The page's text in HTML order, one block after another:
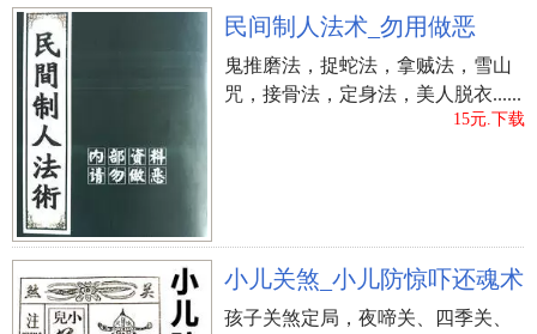
第五天：1月13日
第六天：1月14日
第七天：1月15日
第八天：1月17日
第九天：1月17日
室内装修动工敲三锤有什么含意？
房屋装修，选个黄历吉日开展动工仪式，爆竹排完就
需要刚开始动工破土了，也就是用锤子敲三下，表明
动工破土，一切一切顺利。
第一锤表明承包方一定要干好；
民间制人法术_勿用做恶
鬼推磨法，捉蛇法，拿贼法，雪山
咒，接骨法，定身法，美人脱衣......
15元.下载
小儿关煞_小儿防惊吓还魂术
孩子关煞定局，夜啼关、四季关、